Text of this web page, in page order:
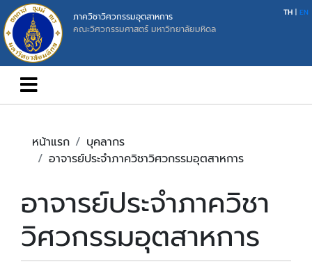
ภาควิชาวิศวกรรมอุตสาหการ
คณะวิศวกรรมศาสตร์ มหาวิทยาลัยมหิดล
TH | EN
หน้าแรก
บุคลากร
อาจารย์ประจำภาควิชาวิศวกรรมอุตสาหการ
อาจารย์ประจำภาควิชา
วิศวกรรมอุตสาหการ